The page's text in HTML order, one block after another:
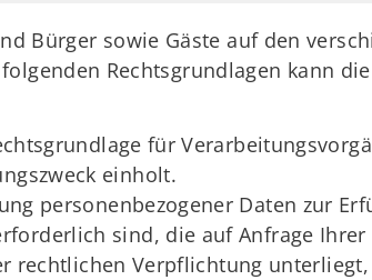
Bürger sowie Gäste auf den
Rechtsgrundlagen kann
für
einholt.
personenbezogener Daten zur
sind, die auf Anfrage Ihrer
rechtlichen Verpflichtung